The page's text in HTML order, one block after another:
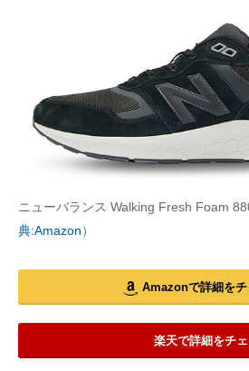
ニューバランス Walking Fresh Foam
典:Amazon）
Amazonで詳細をチ
楽天で詳細をチ